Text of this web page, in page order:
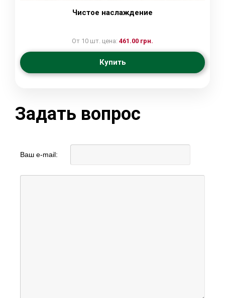
Чистое наслаждение
От 10 шт. цена: 461.00 грн.
Купить
Задать вопрос
Ваш e-mail: